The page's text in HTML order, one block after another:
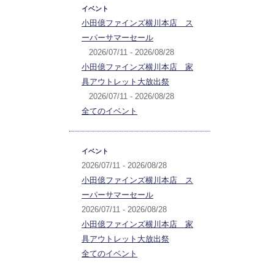
イベント
小田億ファインズ横川本店 ス
ーパーサマーセール
2026/07/11 - 2026/08/28
小田億ファインズ横川本店 家
具アウトレット大放出祭
2026/07/11 - 2026/08/28
全てのイベント
イベント
2026/07/11 - 2026/08/28
小田億ファインズ横川本店 ス
ーパーサマーセール
2026/07/11 - 2026/08/28
小田億ファインズ横川本店 家
具アウトレット大放出祭
全てのイベント